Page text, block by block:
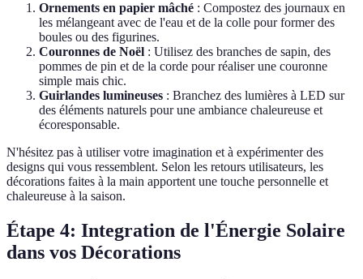
Ornements en papier mâché : Compostez des journaux en
les mélangeant avec de l'eau et de la colle pour former des
boules ou des figurines.
Couronnes de Noël : Utilisez des branches de sapin, des
pommes de pin et de la corde pour réaliser une couronne
simple mais chic.
Guirlandes lumineuses : Branchez des lumières à LED sur
des éléments naturels pour une ambiance chaleureuse et
écoresponsable.
N'hésitez pas à utiliser votre imagination et à expérimenter des
designs qui vous ressemblent. Selon les retours utilisateurs, les
décorations faites à la main apportent une touche personnelle et
chaleureuse à la saison.
Étape 4: Integration de l'Énergie Solaire
dans vos Décorations